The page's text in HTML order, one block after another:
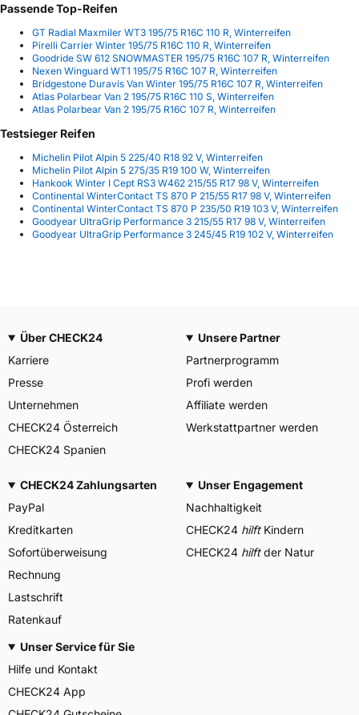
Passende Top-Reifen
GT Radial Maxmiler WT3 195/75 R16C 110 R, Winterreifen
Pirelli Carrier Winter 195/75 R16C 110 R, Winterreifen
Goodride SW 612 SNOWMASTER 195/75 R16C 107 R, Winterreifen
Nexen Winguard WT1 195/75 R16C 107 R, Winterreifen
Bridgestone Duravis Van Winter 195/75 R16C 107 R, Winterreifen
Atlas Polarbear Van 2 195/75 R16C 110 S, Winterreifen
Atlas Polarbear Van 2 195/75 R16C 107 R, Winterreifen
Testsieger Reifen
Michelin Pilot Alpin 5 225/40 R18 92 V, Winterreifen
Michelin Pilot Alpin 5 275/35 R19 100 W, Winterreifen
Hankook Winter I Cept RS3 W462 215/55 R17 98 V, Winterreifen
Continental WinterContact TS 870 P 215/55 R17 98 V, Winterreifen
Continental WinterContact TS 870 P 235/50 R19 103 V, Winterreifen
Goodyear UltraGrip Performance 3 215/55 R17 98 V, Winterreifen
Goodyear UltraGrip Performance 3 245/45 R19 102 V, Winterreifen
Über CHECK24
Karriere
Presse
Unternehmen
CHECK24 Österreich
CHECK24 Spanien
Unsere Partner
Partnerprogramm
Profi werden
Affiliate werden
Werkstattpartner werden
CHECK24 Zahlungsarten
PayPal
Kreditkarten
Sofortüberweisung
Rechnung
Lastschrift
Ratenkauf
Unser Engagement
Nachhaltigkeit
CHECK24 hilftKindern
CHECK24 hilftder Natur
Unser Service für Sie
Hilfe und Kontakt
CHECK24 App